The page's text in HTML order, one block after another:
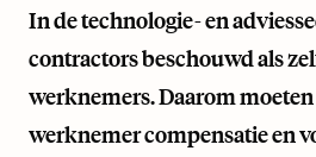
In de technologie- en
contractors beschouwd als
werknemers. Daarom
werknemer compensatie en